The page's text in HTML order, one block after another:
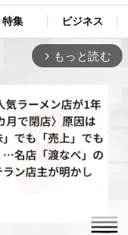
特集 ビジネス
arrow_forward_ios もっと読む